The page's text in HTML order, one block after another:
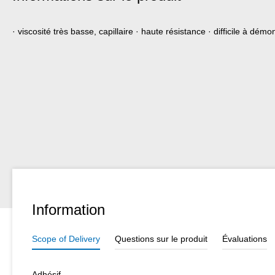
· viscosité très basse, capillaire · haute résistance · difficile à
Information
Scope of Delivery Questions sur le produit Évaluations